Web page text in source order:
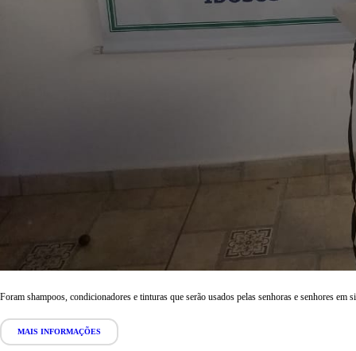
Foram shampoos, condicionadores e tinturas que serão usados pelas senhoras e senhores
MAIS INFORMAÇÕES